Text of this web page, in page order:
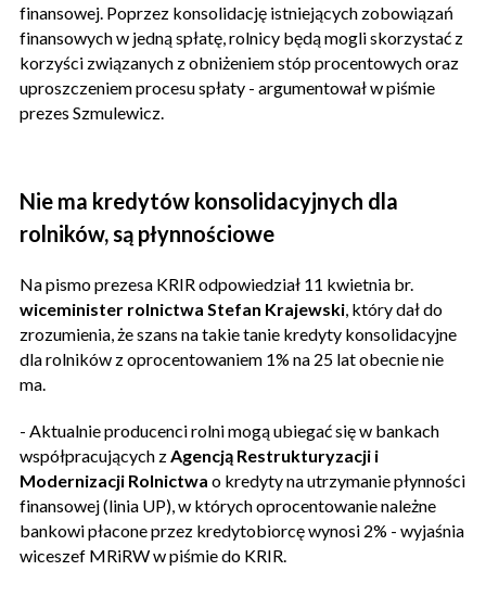
finansowej. Poprzez konsolidację istniejących zobowiązań
finansowych w jedną spłatę, rolnicy będą mogli skorzystać z
korzyści związanych z obniżeniem stóp procentowych oraz
uproszczeniem procesu spłaty - argumentował w piśmie
prezes Szmulewicz.
Nie ma kredytów konsolidacyjnych dla
rolników, są płynnościowe
Na pismo prezesa KRIR odpowiedział 11 kwietnia br.
wiceminister rolnictwa Stefan Krajewski , który dał do
zrozumienia, że szans na takie tanie kredyty konsolidacyjne
dla rolników z oprocentowaniem 1% na 25 lat obecnie nie
ma.
- Aktualnie producenci rolni mogą ubiegać się w bankach
współpracujących z Agencją Restrukturyzacji i
Modernizacji Rolnictwa o kredyty na utrzymanie płynności
finansowej (linia UP), w których oprocentowanie należne
bankowi płacone przez kredytobiorcę wynosi 2% - wyjaśnia
wiceszef MRiRW w piśmie do KRIR.